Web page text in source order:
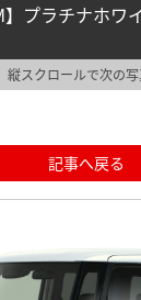
】プラチナホワ
縦スクロールで次の
記事へ戻る